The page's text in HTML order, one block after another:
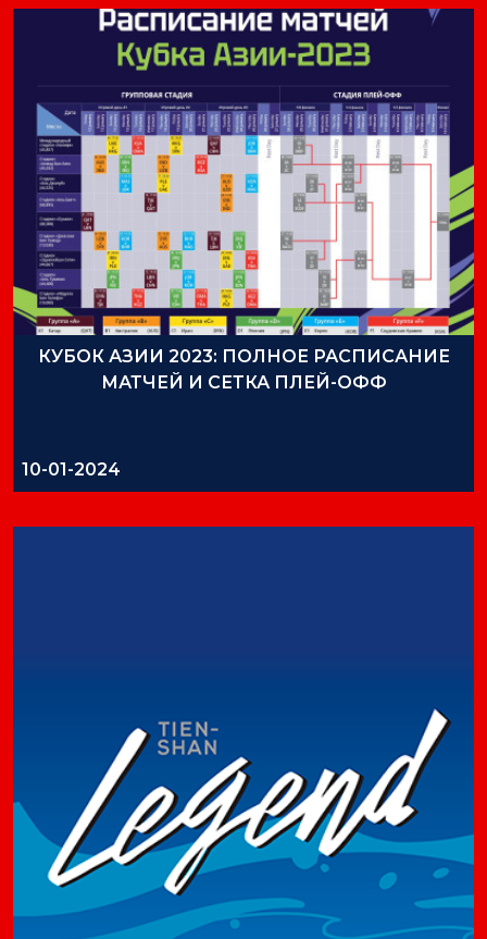
КУБОК АЗИИ 2023: ПОЛНОЕ РАСПИСАНИЕ
МАТЧЕЙ И СЕТКА ПЛЕЙ-ОФФ
10-01-2024